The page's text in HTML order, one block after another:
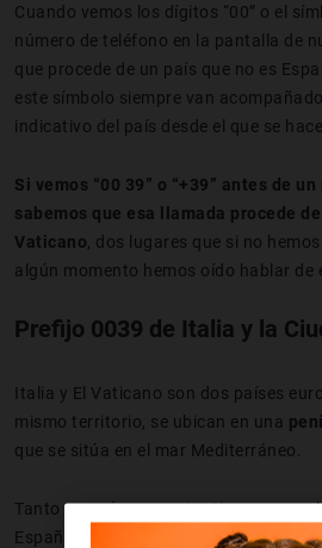
Cuando vemos los dígitos “00” o el
número de teléfono en la pantalla de
que procede de un país que no es
este símbolo siempre van
indicativo del país desde el que se
Si vemos “00 39” o “+39” antes de
sabemos que esa llamada procede
Vaticano , dos lugares que si no
algún momento hemos oído hablar de
Prefijo 0039 de Italia y la
Italia y El Vaticano son dos países
mismo territorio, se ubican en una
que se sitúa en el mar Mediterráneo.
Tanto un país como otro tienen una
España y es probable que en algún